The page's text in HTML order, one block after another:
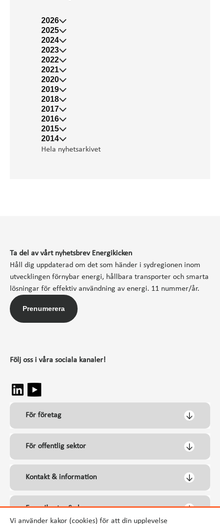
Vi använder kakor (cookies) för att din upplevelse
2026
2025
2024
2023
2022
2021
2020
2019
2018
2017
2016
2015
2014
Hela nyhetsarkivet
Ta del av vårt nyhetsbrev Energikicken
Håll dig uppdaterad om det som händer i sydregionen inom
utvecklingen förnybar energi, hållbara transporter och smarta
lösningar för effektiv användning av energi. 11 nummer/år.
Prenumerera
Följ oss i våra sociala kanaler!
För företag
För offentlig sektor
Kontakt & information
Energikontor Syd